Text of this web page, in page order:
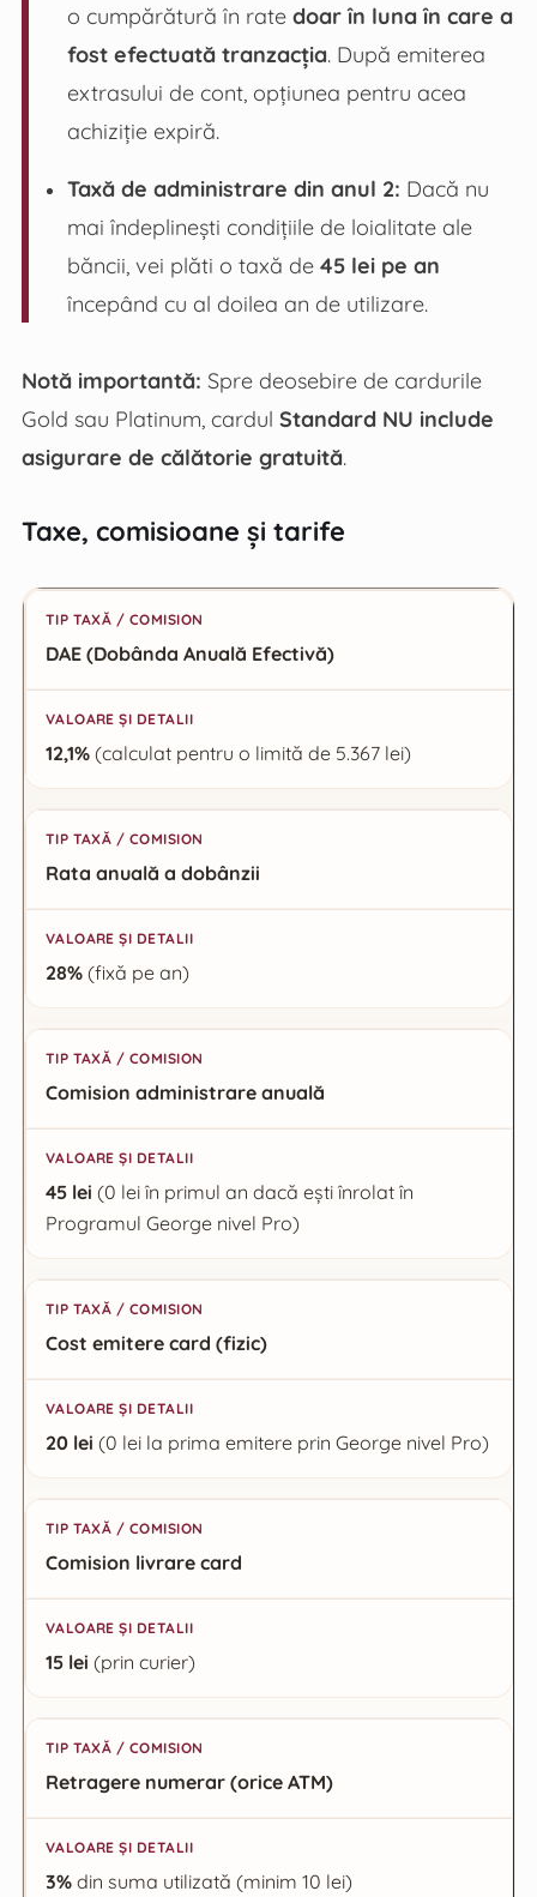
o cumpărătură în rate doar în luna în care a
fost efectuată tranzacția. După emiterea
extrasului de cont, opțiunea pentru acea
achiziție expiră.
Taxă de administrare din anul 2: Dacă nu
mai îndeplinești condițiile de loialitate ale
băncii, vei plăti o taxă de 45 lei pe an
începând cu al doilea an de utilizare.
Notă importantă: Spre deosebire de cardurile
Gold sau Platinum, cardul Standard NU include
asigurare de călătorie gratuită.
Taxe, comisioane și tarife
Tip Taxă / Comision
Valoare și Detalii
DAE (Dobânda Anuală Efectivă)
12,1%(calculat pentru o limită de 5.367 lei)
Rata anuală a dobânzii
28%(fixă pe an)
Comision administrare anuală
45 lei (0 lei în primul an dacă ești înrolat în
Programul George nivel Pro)
Cost emitere card (fizic)
20 lei (0 lei la prima emitere prin George nivel Pro)
Comision livrare card
15 lei (prin curier)
Retragere numerar (orice ATM)
3%din suma utilizată (minim 10 lei)